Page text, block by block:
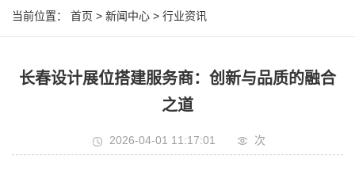
当前位置： 首页 > 新闻中心 > 行业资讯
长春设计展位搭建服务商：创新与品质的融合
之道
2026-04-01 11:17:01 次